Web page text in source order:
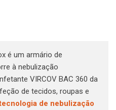
é um armário de
à nebulização
VIRCOV BAC 360 da
de tecidos, roupas e
de nebulização